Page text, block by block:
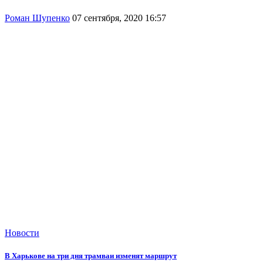
Роман Шупенко 07 сентября, 2020 16:57
Новости
В Харькове на три дня трамваи изменят маршрут